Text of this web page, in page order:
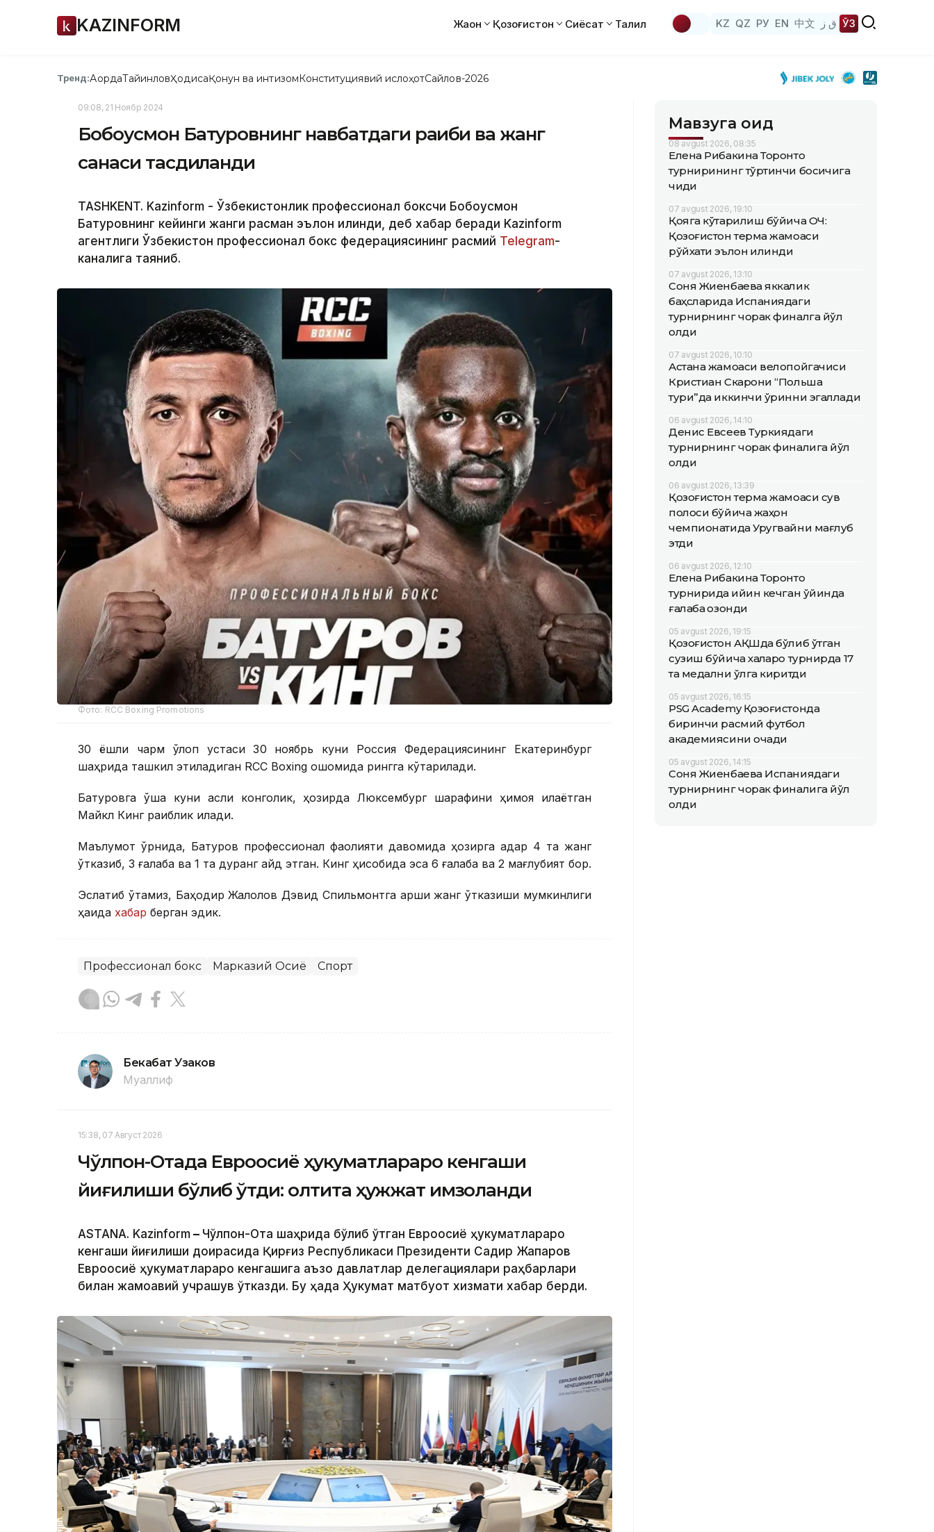
KAZINFORM Жаҳон Қозоғистон Сиёсат Таҳлил KZ QZ РУ EN 中文 ق ز ЎЗ
Тренд:АқордаТайинловҲодисаҚонун ва интизомКонституциявий ислоҳотСайлов-2026
09:08, 21 Ноябр 2024
Бобоусмон Батуровнинг навбатдаги рақиби ва жанг
санаси тасдиқланди
TASHKENT. Kazinform - Ўзбекистонлик профессионал боксчи Бобоусмон
Батуровнинг кейинги жанги расман эълон қилинди, деб хабар беради Kazinform
агентлиги Ўзбекистон профессионал бокс федерациясининг расмий Telegram-
каналига таяниб.
Фото: RCC Boxing Promotions
30 ёшли чарм қўлқоп устаси 30 ноябрь куни Россия Федерациясининг Екатеринбург
шаҳрида ташкил этиладиган RCC Boxing оқшомида рингга кўтарилади.
Батуровга ўша куни асли конголик, ҳозирда Люксембург шарафини ҳимоя қилаётган
Майкл Кинг рақиблик қилади.
Маълумот ўрнида, Батуров профессионал фаолияти давомида ҳозирга қадар 4 та жанг
ўтказиб, 3 ғалаба ва 1 та дуранг қайд этган. Кинг ҳисобида эса 6 ғалаба ва 2 мағлубият бор.
Эслатиб ўтамиз, Баҳодир Жалолов Дэвид Спильмонтга қарши жанг ўтказиши мумкинлиги
ҳақида хабар берган эдик.
Профессионал бокс Марказий Осиё Спорт
Бекабат Узаков
Муаллиф
15:38, 07 Август 2026
Чўлпон-Отада Евроосиё ҳукуматлараро кенгаши
йиғилиши бўлиб ўтди: олтита ҳужжат имзоланди
ASTANA. Kazinform – Чўлпон-Ота шаҳрида бўлиб ўтган Евроосиё ҳукуматлараро
кенгаши йиғилиши доирасида Қирғиз Республикаси Президенти Садир Жапаров
Евроосиё ҳукуматлараро кенгашига аъзо давлатлар делегациялари раҳбарлари
билан жамоавий учрашув ўтказди. Бу ҳақда Ҳукумат матбуот хизмати хабар берди.
Мавзуга оид
08 avgust 2026, 08:35
Елена Рибакина Торонто
турнирининг тўртинчи босқичига
чиқди
07 avgust 2026, 19:10
Қояга кўтарилиш бўйича ОЧ:
Қозоғистон терма жамоаси
рўйхати эълон қилинди
07 avgust 2026, 13:10
Соня Жиенбаева яккалик
баҳсларида Испаниядаги
турнирнинг чорак финалга йўл
олди
07 avgust 2026, 10:10
Астана жамоаси велопойгачиси
Кристиан Скарони “Польша
тури”да иккинчи ўринни эгаллади
06 avgust 2026, 14:10
Денис Евсеев Туркиядаги
турнирнинг чорак финалига йўл
олди
06 avgust 2026, 13:39
Қозоғистон терма жамоаси сув
полоси бўйича жаҳон
чемпионатида Уругвайни мағлуб
этди
06 avgust 2026, 12:10
Елена Рибакина Торонто
турнирида қийин кечган ўйинда
ғалаба қозонди
05 avgust 2026, 19:15
Қозоғистон АҚШда бўлиб ўтган
сузиш бўйича халқаро турнирда 17
та медални қўлга киритди
05 avgust 2026, 16:15
PSG Academy Қозоғистонда
биринчи расмий футбол
академиясини очади
05 avgust 2026, 14:15
Соня Жиенбаева Испаниядаги
турнирнинг чорак финалига йўл
олди